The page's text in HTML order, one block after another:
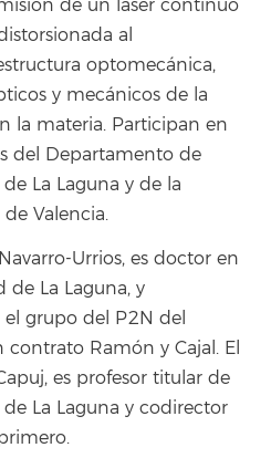
de un láser continuo
al
optomecánica,
y mecánicos de la
la materia. Participan en
del Departamento de
La Laguna y de la
Valencia.
Urrios, es doctor en
de La Laguna, y
grupo del P2N del
Ramón y Cajal. El
es profesor titular de
La Laguna y codirector